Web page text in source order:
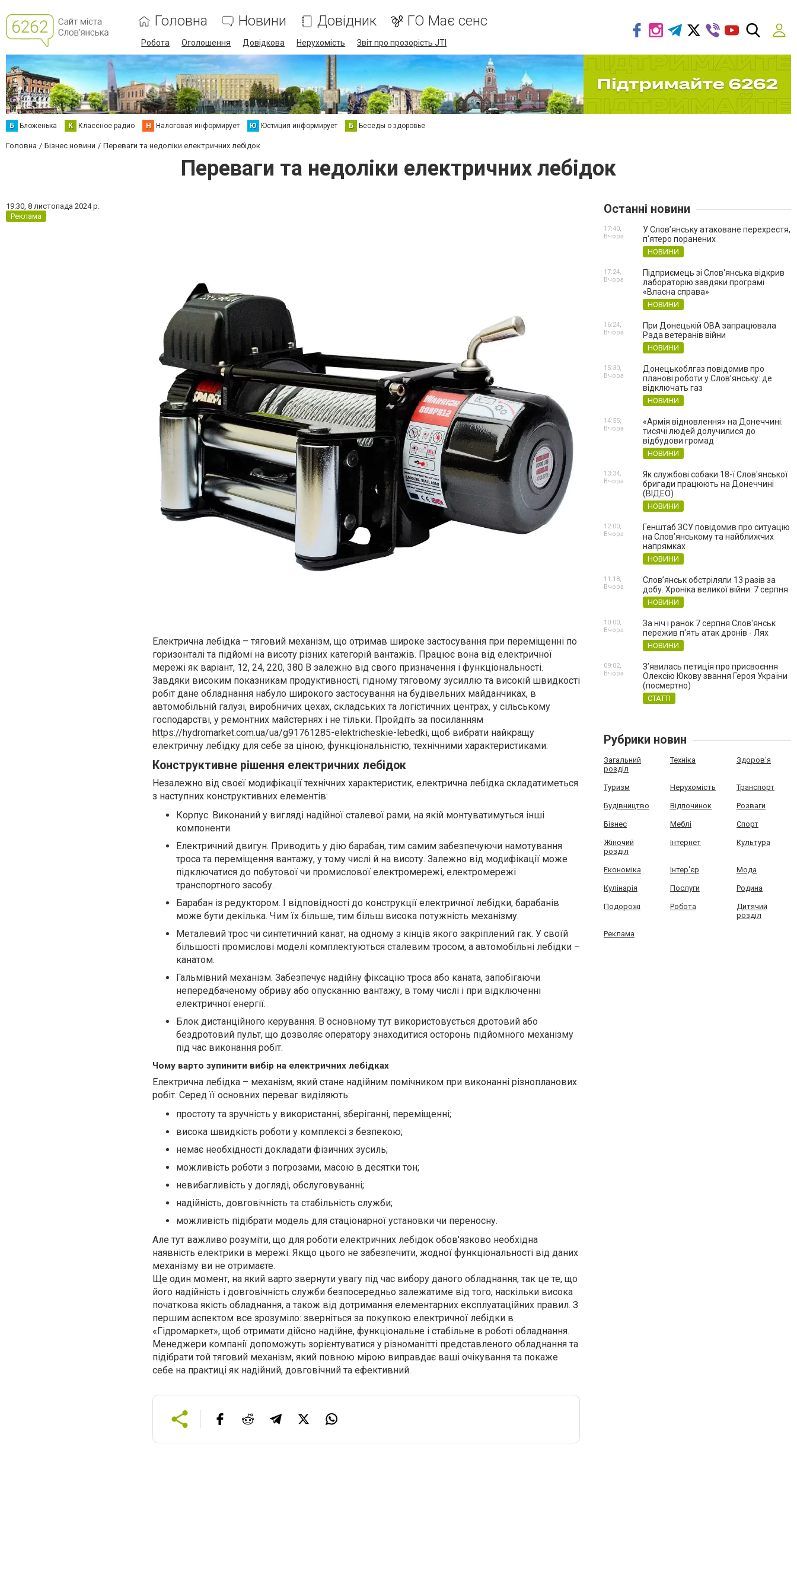
Головна Новини Довідник ГО Має сенс
Робота Оголошення Довідкова Нерухомість Звіт про прозорість JTI
Б Бложенька К Классное радио Н Налоговая информирует Ю Юстиция информирует Б Беседы о здоровье
Головна Бізнес новини Переваги та недоліки електричних лебідок
Переваги та недоліки електричних лебідок
19:30, 8 листопада 2024 р.
Реклама
Електрична лебідка – тяговий механізм, що отримав широке застосування при переміщенні по
горизонталі та підйомі на висоту різних категорій вантажів. Працює вона від електричної
мережі як варіант, 12, 24, 220, 380 В залежно від свого призначення і функціональності.
Завдяки високим показникам продуктивності, гідному тяговому зусиллю та високій швидкості
робіт дане обладнання набуло широкого застосування на будівельних майданчиках, в
автомобільній галузі, виробничих цехах, складських та логістичних центрах, у сільському
господарстві, у ремонтних майстернях і не тільки. Пройдіть за посиланням
https://hydromarket.com.ua/ua/g91761285-elektricheskie-lebedki, щоб вибрати найкращу
електричну лебідку для себе за ціною, функціональністю, технічними характеристиками.
Конструктивне рішення електричних лебідок
Незалежно від своєї модифікації технічних характеристик, електрична лебідка складатиметься
з наступних конструктивних елементів:
Корпус. Виконаний у вигляді надійної сталевої рами, на якій монтуватимуться інші
компоненти.
Електричний двигун. Приводить у дію барабан, тим самим забезпечуючи намотування
троса та переміщення вантажу, у тому числі й на висоту. Залежно від модифікації може
підключатися до побутової чи промислової електромережі, електромережі
транспортного засобу.
Барабан із редуктором. І відповідності до конструкції електричної лебідки, барабанів
може бути декілька. Чим їх більше, тим більш висока потужність механізму.
Металевий трос чи синтетичний канат, на одному з кінців якого закріплений гак. У своїй
більшості промислові моделі комплектуються сталевим тросом, а автомобільні лебідки –
канатом.
Гальмівний механізм. Забезпечує надійну фіксацію троса або каната, запобігаючи
непередбаченому обриву або опусканню вантажу, в тому числі і при відключенні
електричної енергії.
Блок дистанційного керування. В основному тут використовується дротовий або
бездротовий пульт, що дозволяє оператору знаходитися осторонь підйомного механізму
під час виконання робіт.
Чому варто зупинити вибір на електричних лебідках
Електрична лебідка – механізм, який стане надійним помічником при виконанні різнопланових
робіт. Серед її основних переваг виділяють:
простоту та зручність у використанні, зберіганні, переміщенні;
висока швидкість роботи у комплексі з безпекою;
немає необхідності докладати фізичних зусиль;
можливість роботи з погрозами, масою в десятки тон;
невибагливість у догляді, обслуговуванні;
надійність, довговічність та стабільність служби;
можливість підібрати модель для стаціонарної установки чи переносну.
Але тут важливо розуміти, що для роботи електричних лебідок обов'язково необхідна
наявність електрики в мережі. Якщо цього не забезпечити, жодної функціональності від даних
механізму ви не отримаєте.
Ще один момент, на який варто звернути увагу під час вибору даного обладнання, так це те, що
його надійність і довговічність служби безпосередньо залежатиме від того, наскільки висока
початкова якість обладнання, а також від дотримання елементарних експлуатаційних правил. З
першим аспектом все зрозуміло: зверніться за покупкою електричної лебідки в
«Гідромаркет», щоб отримати дійсно надійне, функціональне і стабільне в роботі обладнання.
Менеджери компанії допоможуть зорієнтуватися у різноманітті представленого обладнання та
підібрати той тяговий механізм, який повною мірою виправдає ваші очікування та покаже
себе на практиці як надійний, довговічний та ефективний.
Останні новини
У Слов’янську атаковане перехрестя,
п'ятеро поранених
НОВИНИ
17:40,
Вчора
Підприємець зі Слов'янська відкрив
лабораторію завдяки програмі
«Власна справа»
НОВИНИ
17:24,
Вчора
При Донецькій ОВА запрацювала
Рада ветеранів війни
НОВИНИ
16:24,
Вчора
Донецькоблгаз повідомив про
планові роботи у Слов’янську: де
відключать газ
НОВИНИ
15:30,
Вчора
«Армія відновлення» на Донеччині:
тисячі людей долучилися до
відбудови громад
НОВИНИ
14:55,
Вчора
Як службові собаки 18-ї Слов'янської
бригади працюють на Донеччині
(ВІДЕО)
НОВИНИ
13:34,
Вчора
Генштаб ЗСУ повідомив про ситуацію
на Слов’янському та найближчих
напрямках
НОВИНИ
12:00,
Вчора
Слов’янськ обстріляли 13 разів за
добу. Хроніка великої війни: 7 серпня
НОВИНИ
11:18,
Вчора
За ніч і ранок 7 серпня Слов'янськ
пережив п'ять атак дронів - Лях
НОВИНИ
10:00,
Вчора
З’явилась петиція про присвоєння
Олексію Юкову звання Героя України
(посмертно)
СТАТТІ
09:02,
Вчора
Рубрики новин
Загальний
розділ
Техніка Здоров'я
Туризм Нерухомість Транспорт
Будівництво Відпочинок Розваги
Бізнес Меблі Спорт
Жіночий
розділ
Інтернет Культура
Економіка Інтер'єр Мода
Кулінарія Послуги Родина
Подорожі Робота
Дитячий
розділ
Реклама